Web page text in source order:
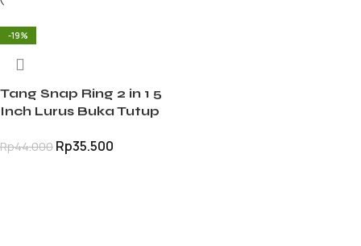
-19%
Tang Snap Ring 2 in 1 5
Inch Lurus Buka Tutup
Rp44.000 Rp35.500